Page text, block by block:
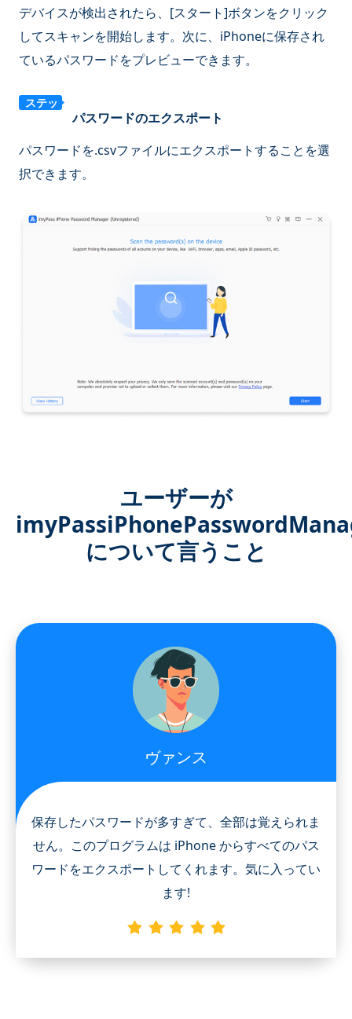
デバイスが検出されたら、[スタート]ボタンをクリック
してスキャンを開始します。次に、iPhoneに保存され
ているパスワードをプレビューできます。
ステッ
パスワードのエクスポート
パスワードを.csvファイルにエクスポートすることを選
択できます。
ユーザーが
について言うこと
ヴァンス
保存したパスワードが多すぎて、全部は覚えられま
せん。このプログラムは iPhone からすべてのパス
ワードをエクスポートしてくれます。気に入ってい
ます!